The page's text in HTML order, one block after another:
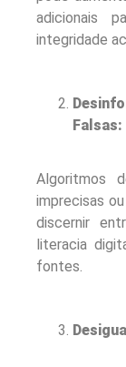
adicionais
integridade
Falsas:
Algoritmos
imprecisas
discernir
literacia
fontes.